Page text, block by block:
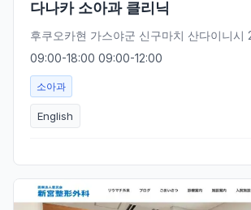
다나카 소아과 클리닉
후쿠오카현 가스야군 신구마치 산다이니시
09:00-18:00 09:00-12:00
소아과
English